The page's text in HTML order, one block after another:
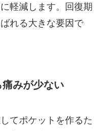
軽減します。回復期
れる大きな要因で
みが少ない
てポケットを作るた